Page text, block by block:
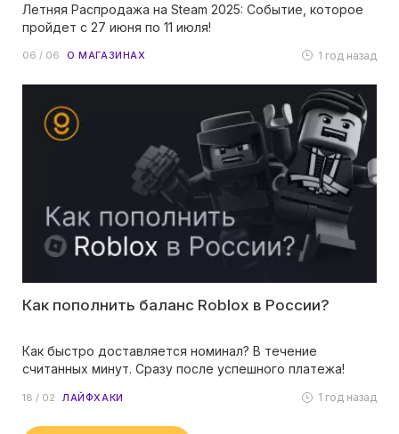
Летняя Распродажа на Steam 2025: Событие, которое
пройдет с 27 июня по 11 июля!
06 / 06 О МАГАЗИНАХ 1 год назад
Как пополнить баланс Roblox в России?
Как быстро доставляется номинал? В течение
считанных минут. Сразу после успешного платежа!
18 / 02 ЛАЙФХАКИ 1 год назад